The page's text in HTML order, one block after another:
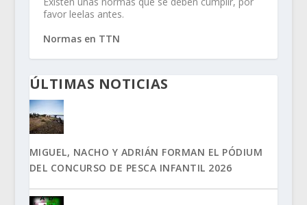
favor leelas antes.
Normas en TTN
ÚLTIMAS NOTICIAS
MIGUEL, NACHO Y ADRIÁN FORMAN EL PÓDIUM
DEL CONCURSO DE PESCA INFANTIL 2026